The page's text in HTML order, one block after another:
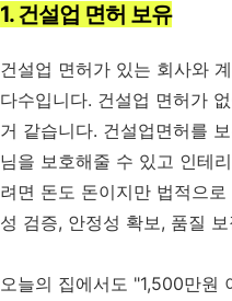
1. 건설업 면허 보유
건설업 면허가 있는 회사와
다수입니다. 건설업 면허가
거 같습니다. 건설업면허를
님을 보호해줄 수 있고 인테
려면 돈도 돈이지만 법적으
성 검증, 안정성 확보, 품질
오늘의 집에서도 "1,500만원